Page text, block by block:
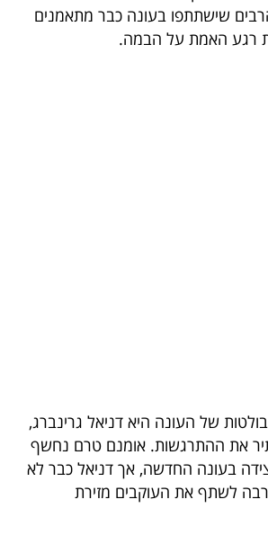
שישתתפו בעונה כבר מתאמנים
רגע האמת על הבמה.
של העונה היא דניאל גרינברג,
את ההתרגשות. אומנם טרם נחשף
בעונה החדשה, אך דניאל כבר לא
לשתף את העוקבים מזירת